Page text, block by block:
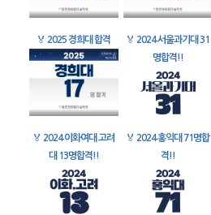
🏅 2025 경희대 합격 🏅 2024 서울과기대 31
명합격!!
🏅 2024 이화여대 고려
대 13명합격!!
🏅 2024 홍익대 71명합
격!!